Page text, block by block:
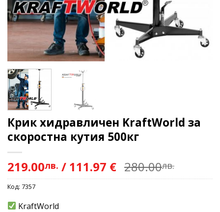
Крик хидравличен KraftWorld за
скоростна кутия 500кг
219.00лв. / 111.97 € 280.00лв.
Код: 7357
KraftWorld